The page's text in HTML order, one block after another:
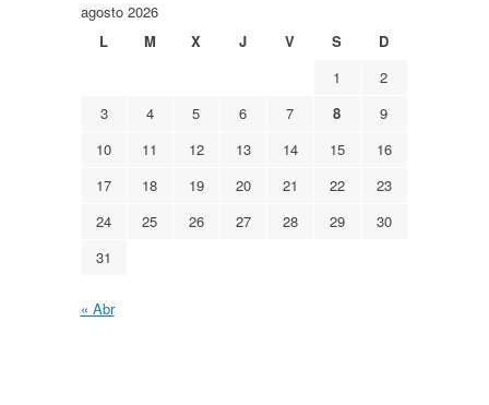
agosto 2026
L
M X J V S
D
1
2
3
4 5 6 7 8
9
10
11 12 13 14 15
16
17
18 19 20 21 22
23
24
25 26 27 28 29
30
31
« Abr